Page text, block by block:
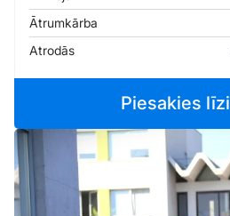
Ātrumkārba
Atrodās
Piesakies